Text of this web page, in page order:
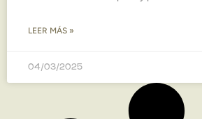
LEER MÁS »
04/03/2025